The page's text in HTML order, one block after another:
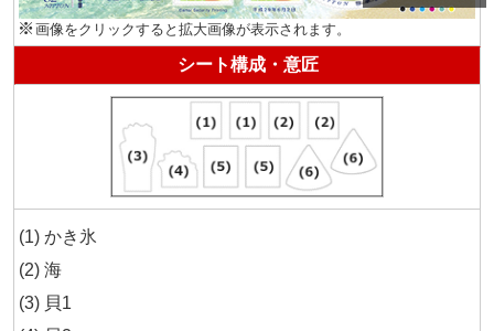
画像をクリックすると拡大画像が表示されます。
シート構成・意匠
かき氷
海
貝1